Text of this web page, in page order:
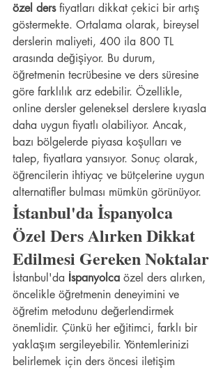
özel ders fiyatları dikkat çekici bir artış
göstermekte. Ortalama olarak, bireysel
derslerin maliyeti, 400 ila 800 TL
arasında değişiyor. Bu durum,
öğretmenin tecrübesine ve ders süresine
göre farklılık arz edebilir. Özellikle,
online dersler geleneksel derslere kıyasla
daha uygun fiyatlı olabiliyor. Ancak,
bazı bölgelerde piyasa koşulları ve
talep, fiyatlara yansıyor. Sonuç olarak,
öğrencilerin ihtiyaç ve bütçelerine uygun
alternatifler bulması mümkün görünüyor.
İstanbul'da İspanyolca
Özel Ders Alırken Dikkat
Edilmesi Gereken Noktalar
İstanbul'da İspanyolca özel ders alırken,
öncelikle öğretmenin deneyimini ve
öğretim metodunu değerlendirmek
önemlidir. Çünkü her eğitimci, farklı bir
yaklaşım sergileyebilir. Yöntemlerinizi
belirlemek için ders öncesi iletişim